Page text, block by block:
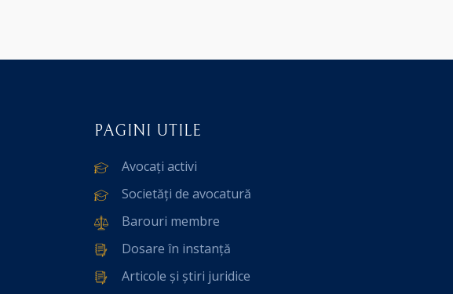
PAGINI UTILE
Avocați activi
Societăți de avocatură
Barouri membre
Dosare în instanță
Articole și știri juridice